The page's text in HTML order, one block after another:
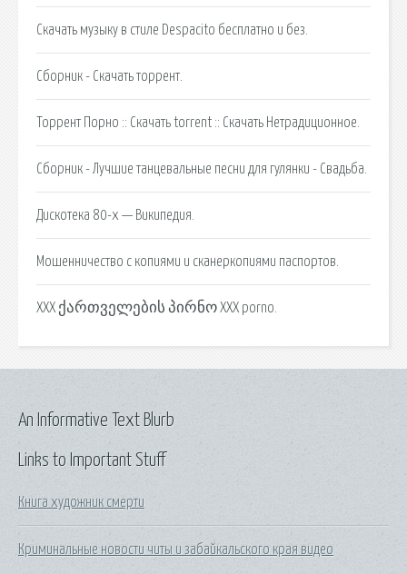
Скачать музыку в стиле Despacito бесплатно и без.
Сборник - Скачать торрент.
Торрент Порно :: Скачать torrent :: Скачать Нетрадиционное.
Сборник - Лучшие танцевальные песни для гулянки - Свадьба.
Дискотека 80-х — Википедия.
Мошенничество с копиями и сканеркопиями паспортов.
XXX ქართველების პირნო XXX porno.
Links to Important Stuff
Книга художник смерти
Криминальные новости читы и забайкальского края видео
An Informative Text Blurb